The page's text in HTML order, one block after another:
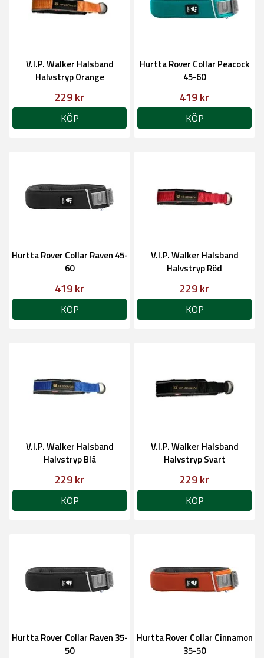
V.I.P. Walker Halsband
Halvstryp Orange
229 kr
KÖP
Hurtta Rover Collar Peacock
45-60
419 kr
KÖP
Hurtta Rover Collar Raven 45-
60
419 kr
KÖP
V.I.P. Walker Halsband
Halvstryp Röd
229 kr
KÖP
V.I.P. Walker Halsband
Halvstryp Blå
229 kr
KÖP
V.I.P. Walker Halsband
Halvstryp Svart
229 kr
KÖP
Hurtta Rover Collar Raven 35-
50
Hurtta Rover Collar Cinnamon
35-50